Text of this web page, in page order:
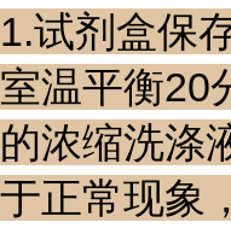
1.试剂盒保
室温平衡20
的浓缩洗涤
于正常现象